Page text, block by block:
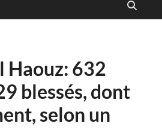
Haouz: 632
blessés, dont
selon un